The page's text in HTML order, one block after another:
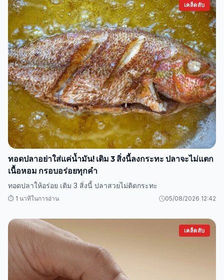
เคล็ดลับ
ทอดปลาอย่าใส่แค่น้ำมัน! เติม 3 สิ่งนี้ลงกระทะ ปลาจะไม่แตก
เนื้อหอม กรอบอร่อยทุกคำ
ทอดปลาให้อร่อย เติม 3 สิ่งนี้ ปลาสวยไม่ติดกระทะ
⏱️ 1 นาทีในการอ่าน 05/08/2026 12:42
เคล็ดลับ